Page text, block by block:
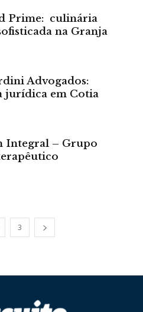
Prime: culinária
na Granja
Advogados:
jurídica em Cotia
Integral – Grupo
3